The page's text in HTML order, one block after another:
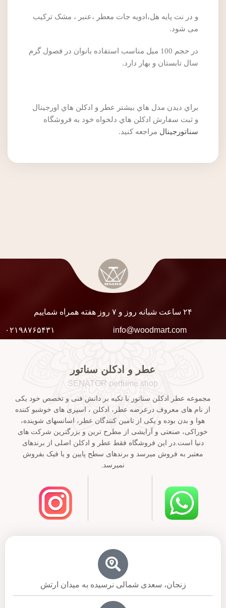
و در نت پایه هل،ادویه جات معطر ،عنبر ، مشک ترکیب
می شود.
در حجم 100 میل مناسب استفاده بانوان در فصول گرم
سال تابستان و بهار دارد.
براي ديدن مدل هاي بيشتر عطر و ادکلن هاي اورجينال
و ثبت سفارش ادکلن هاي دلخواه خود به فروشگاه
سناتورجينال مراجعه کنيد.
۲۴ ساعت شبانه روز و ۷ روز هفته همراه شماییم
info@woodmart.com ۰۲۱۹۸۷۶۵۴۳۱
عطر و ادکلن سناتور
SENATOR perfume shop
مجموعه عطر ادکلن سناتور با تکیه بر دانش فنی و تخصص خود یکی
از نام های معروف درعرضه عطر، ادکلن ، اسپری های خوشبو کننده
هوا و بدن بوده و یکی از تامین کنندگان عطر، اسانسهای شوینده،
خوراکی، صنعتی و آرایشی از مطرح ترین و بزرگترین شرکت های
دنیا است.در این فروشگاه فقط عطر و ادکلن اصلی از برندهای
معتبر به فروش میرسد و برندهای سطح پایین و یا فیک بفروش
نمیرسد.
زنجان، سعدی شمالی نرسیده به میدان ارتش